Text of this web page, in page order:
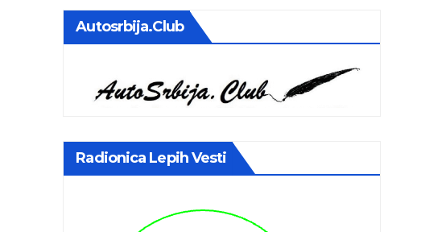
Autosrbija.club
Radionica Lepih Vesti